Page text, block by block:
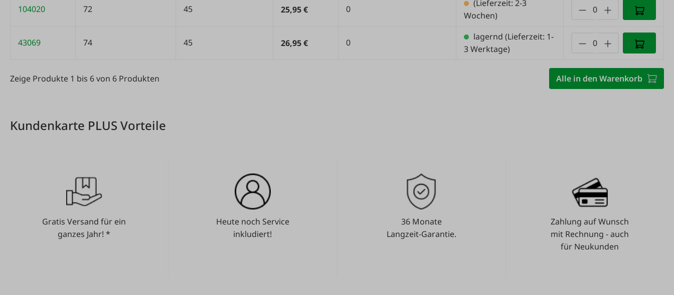
104020 72 45 25,95 € 0
(Lieferzeit: 2-3
Wochen)
43069 74 45 26,95 € 0
lagernd (Lieferzeit: 1-
3 Werktage)
Zeige Produkte 1 bis 6 von 6 Produkten
Alle in den Warenkorb
Kundenkarte PLUS Vorteile
Gratis Versand für ein
ganzes Jahr! *
Heute noch Service
inkludiert!
36 Monate
Langzeit-Garantie.
Zahlung auf Wunsch
mit Rechnung - auch
für Neukunden